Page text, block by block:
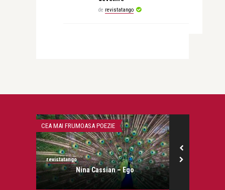
de revistatango
CEA MAI FRUMOASA POEZIE
revistatango
Nina Cassian – Ego